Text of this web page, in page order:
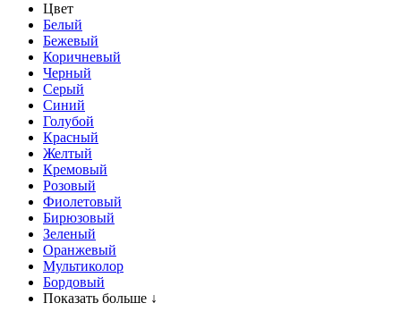
Цвет
Белый
Бежевый
Коричневый
Черный
Серый
Синий
Голубой
Красный
Желтый
Кремовый
Розовый
Фиолетовый
Бирюзовый
Зеленый
Оранжевый
Мультиколор
Бордовый
Показать больше ↓